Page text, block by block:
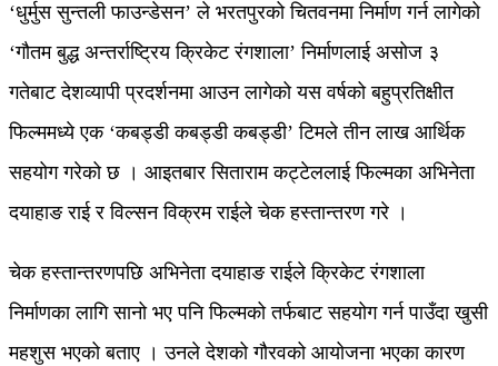
‘धुर्मुस सुन्तली फाउन्डेसन’ ले भरतपुरको चितवनमा निर्माण गर्न लागेको
‘गौतम बुद्ध अन्तर्राष्ट्रिय क्रिकेट रंगशाला’ निर्माणलाई असोज ३
गतेबाट देशव्यापी प्रदर्शनमा आउन लागेको यस वर्षको बहुप्रतिक्षीत
फिल्ममध्ये एक ‘कबड्डी कबड्डी कबड्डी’ टिमले तीन लाख आर्थिक
सहयोग गरेको छ । आइतबार सिताराम कट्टेललाई फिल्मका अभिनेता
दयाहाङ राई र विल्सन विक्रम राईले चेक हस्तान्तरण गरे ।
चेक हस्तान्तरणपछि अभिनेता दयाहाङ राईले क्रिकेट रंगशाला
निर्माणका लागि सानो भए पनि फिल्मको तर्फबाट सहयोग गर्न पाउँदा खुसी
महशुस भएको बताए । उनले देशको गौरवको आयोजना भएका कारण